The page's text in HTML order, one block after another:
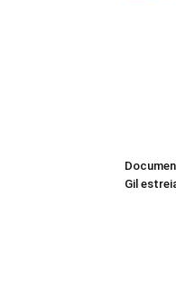
Gil